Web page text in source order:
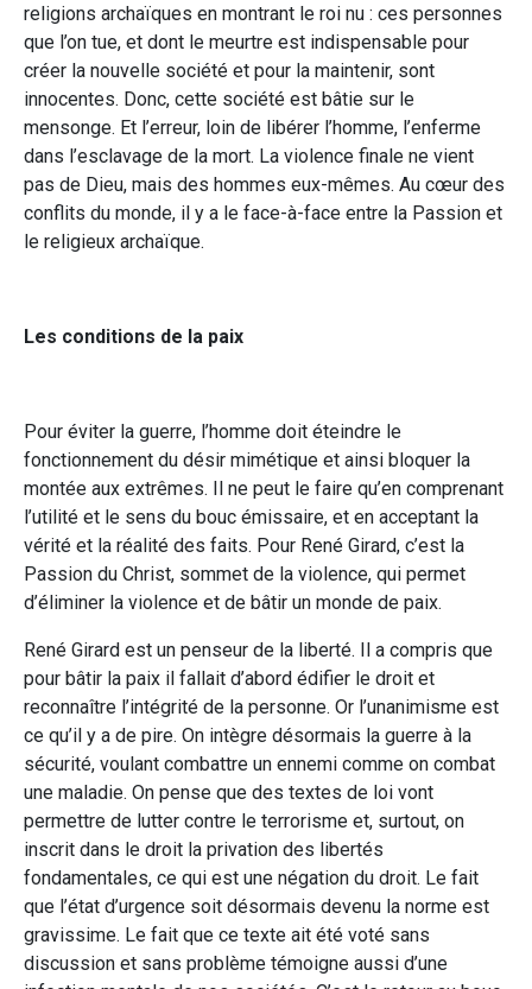
religions archaïques en montrant le roi nu : ces personnes
que l’on tue, et dont le meurtre est indispensable pour
créer la nouvelle société et pour la maintenir, sont
innocentes. Donc, cette société est bâtie sur le
mensonge. Et l’erreur, loin de libérer l’homme, l’enferme
dans l’esclavage de la mort. La violence finale ne vient
pas de Dieu, mais des hommes eux-mêmes. Au cœur des
conflits du monde, il y a le face-à-face entre la Passion et
le religieux archaïque.
Les conditions de la paix
Pour éviter la guerre, l’homme doit éteindre le
fonctionnement du désir mimétique et ainsi bloquer la
montée aux extrêmes. Il ne peut le faire qu’en comprenant
l’utilité et le sens du bouc émissaire, et en acceptant la
vérité et la réalité des faits. Pour René Girard, c’est la
Passion du Christ, sommet de la violence, qui permet
d’éliminer la violence et de bâtir un monde de paix.
René Girard est un penseur de la liberté. Il a compris que
pour bâtir la paix il fallait d’abord édifier le droit et
reconnaître l’intégrité de la personne. Or l’unanimisme est
ce qu’il y a de pire. On intègre désormais la guerre à la
sécurité, voulant combattre un ennemi comme on combat
une maladie. On pense que des textes de loi vont
permettre de lutter contre le terrorisme et, surtout, on
inscrit dans le droit la privation des libertés
fondamentales, ce qui est une négation du droit. Le fait
que l’état d’urgence soit désormais devenu la norme est
gravissime. Le fait que ce texte ait été voté sans
discussion et sans problème témoigne aussi d’une